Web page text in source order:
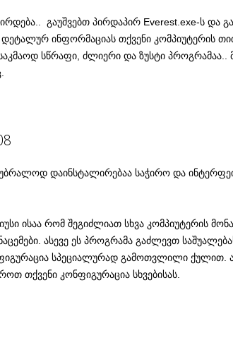
გაუშვებთ პირდაპირ Everest.exe-ს და
დეტალურ ინფორმაციას თქვენი კომპიუტერის
სწრაფი, ძლიერი და ზუსტი პროგრამაა..
უბრალოდ დაინსტალირებაა საჭირო და
ისაა რომ შეგიძლიათ სხვა კომპიუტერის
ასევე ეს პროგრამა გაძლევთ
სპეციალურად გამოთვლილი ქულით.
თქვენი კონფიგურაცია სხვებისას.